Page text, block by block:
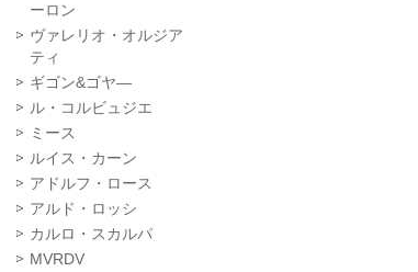
ーロン
ヴァレリオ・オルジア
ティ
ギゴン&ゴヤ―
ル・コルビュジエ
ミース
ルイス・カーン
アドルフ・ロース
アルド・ロッシ
カルロ・スカルパ
MVRDV